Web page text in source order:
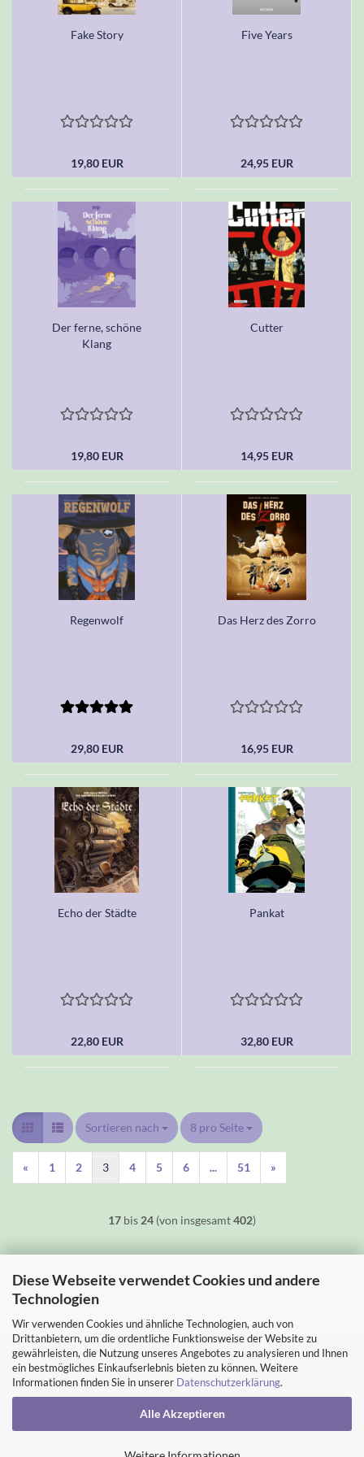
Diese Webseite verwendet Cookies und andere
Technologien
Wir verwenden Cookies und ähnliche Technologien, auch von
Drittanbietern, um die ordentliche Funktionsweise der Website zu
gewährleisten, die Nutzung unseres Angebotes zu analysieren und Ihnen
ein bestmögliches Einkaufserlebnis bieten zu können. Weitere
Informationen finden Sie in unserer Datenschutzerklärung.
Alle Akzeptieren
Fake Story
19,80 EUR
Five Years
24,95 EUR
Der ferne, schöne
Klang
19,80 EUR
Cutter
14,95 EUR
Regenwolf
29,80 EUR
Das Herz des Zorro
16,95 EUR
Echo der Städte
22,80 EUR
Pankat
32,80 EUR
Sortieren nach
Sortieren nach 8 pro Seite
pro Seite
« 1 2 3 4 5 6 ... 51 »
17 bis 24 (von insgesamt402)
Impressum Kontakt
Versand- & Zahlungsbedingungen
Widerrufsrecht & Muster-Widerrufsformular
Öffnungszeiten und Lage
Service & US-Comics
Privatsphäre und Datenschutz
Cookie Einstellungen